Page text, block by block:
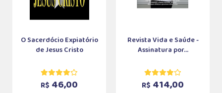
O Sacerdócio Expiatório
de Jesus Cristo
R$ 46,00
Revista Vida e Saúde -
Assinatura por...
R$ 414,00